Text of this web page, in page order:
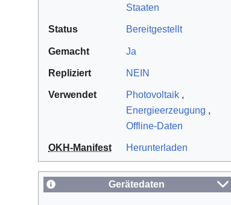
Staaten
Status Bereitgestellt
Gemacht Ja
Repliziert NEIN
Verwendet Photovoltaik ,
Energieerzeugung ,
Offline-Daten
OKH-Manifest Herunterladen
Gerätedaten